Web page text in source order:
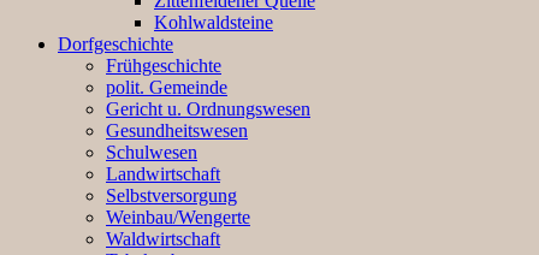
Kohlwaldsteine
Dorfgeschichte
Frühgeschichte
polit. Gemeinde
Gericht u. Ordnungswesen
Gesundheitswesen
Schulwesen
Landwirtschaft
Selbstversorgung
Weinbau/Wengerte
Waldwirtschaft